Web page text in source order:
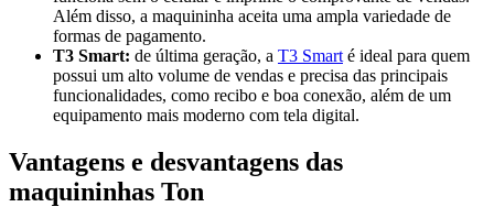
Além disso, a maquininha aceita uma ampla variedade de
formas de pagamento.
T3 Smart: de última geração, a T3 Smart é ideal para quem
possui um alto volume de vendas e precisa das principais
funcionalidades, como recibo e boa conexão, além de um
equipamento mais moderno com tela digital.
Vantagens e desvantagens das
maquininhas Ton